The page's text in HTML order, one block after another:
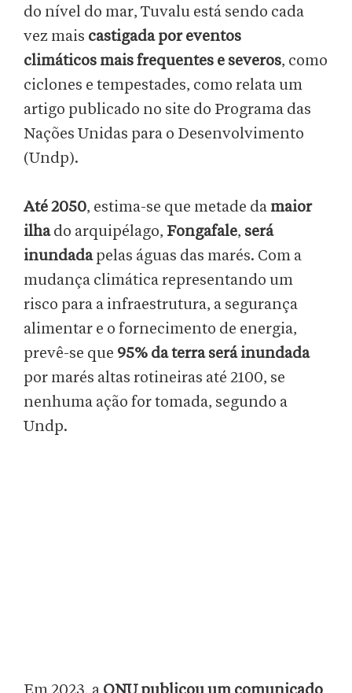
do nível do mar, Tuvalu está sendo cada
vez mais castigada por eventos
climáticos mais frequentes e severos, como
ciclones e tempestades, como relata um
artigo publicado no site do Programa das
Nações Unidas para o Desenvolvimento
(Undp).
Até 2050, estima-se que metade da maior
ilhado arquipélago, Fongafale, será
inundadapelas águas das marés. Com a
mudança climática representando um
risco para a infraestrutura, a segurança
alimentar e o fornecimento de energia,
prevê-se que 95% da terra será inundada
por marés altas rotineiras até 2100, se
nenhuma ação for tomada, segundo a
Undp.